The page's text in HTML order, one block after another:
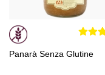
Panarà Senza Glutine